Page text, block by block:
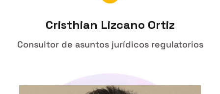
Cristhian Lizcano Ortiz
Consultor de asuntos jurídicos regulatorios